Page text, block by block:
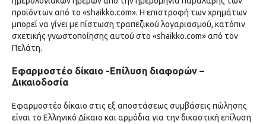
προϊόντων από το «shaikko.com». Η επιστροφή των χρημάτων
μπορεί να γίνει με πίστωση τραπεζικού λογαριασμού, κατόπιν
σχετικής γνωστοποίησης αυτού στο «shaikko.com» από τον
Πελάτη.
Εφαρμοστέο δίκαιο -Eπίλυση διαφορών –
Δικαιοδοσία
Εφαρμοστέο δίκαιο στις εξ αποστάσεως συμβάσεις πώλησης
είναι το Ελληνικό Δίκαιο και αρμόδια για την δικαστική επίλυση